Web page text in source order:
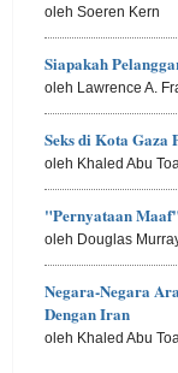
oleh Soeren Kern
Siapakah
oleh Lawrence A.
Seks di Kota Gaza
oleh Khaled Abu
"Pernyataan
oleh Douglas
Negara-Negara
Dengan Iran
oleh Khaled Abu